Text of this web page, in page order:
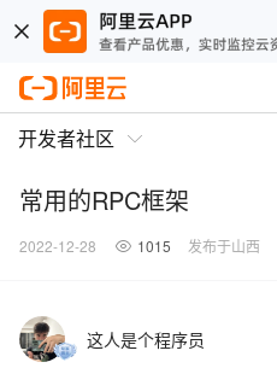
开发者社区
常用的RPC框架
2022-12-28 1015 发布于山西
这人是个程序员